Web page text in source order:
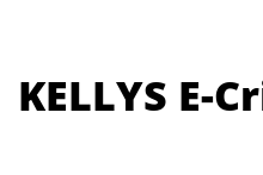
KELLYS E-